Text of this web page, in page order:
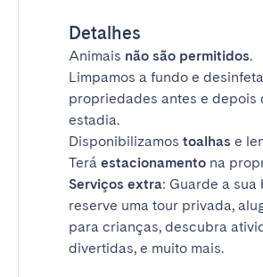
Detalhes
Animais não são permitidos.
Limpamos a fundo e
propriedades antes e depois
estadia.
Disponibilizamos toalhas e
Terá estacionamento na
Serviços extra: Guarde a sua
reserve uma tour privada,
para crianças, descubra
divertidas, e muito mais.